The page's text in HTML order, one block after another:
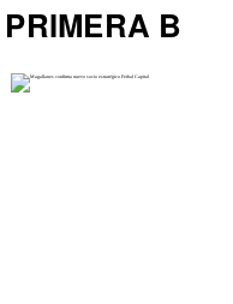
PRIMERA B